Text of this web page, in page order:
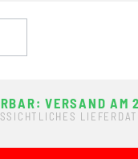
VERSAND AM